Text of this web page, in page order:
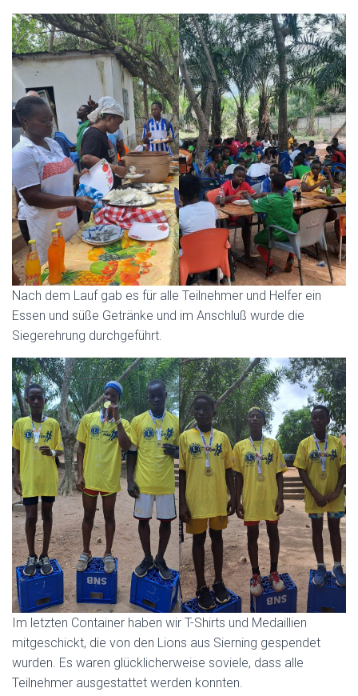
Nach dem Lauf gab es für alle Teilnehmer und Helfer ein
Essen und süße Getränke und im Anschluß wurde die
Siegerehrung durchgeführt.
Im letzten Container haben wir T-Shirts und Medaillien
mitgeschickt, die von den Lions aus Sierning gespendet
wurden. Es waren glücklicherweise soviele, dass alle
Teilnehmer ausgestattet werden konnten.